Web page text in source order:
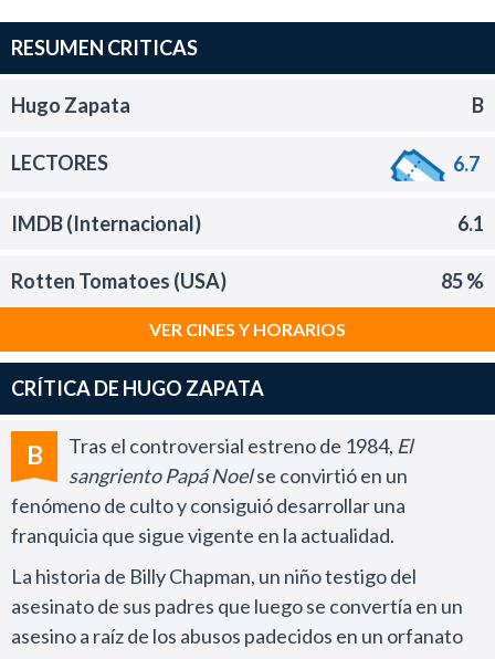
RESUMEN CRITICAS
Hugo Zapata B
LECTORES 6.7
IMDB (Internacional) 6.1
Rotten Tomatoes (USA) 85 %
VER CINES Y HORARIOS
CRÍTICA DE HUGO ZAPATA
B Tras el controversial estreno de 1984, El
sangriento Papá Noelse convirtió en un
fenómeno de culto y consiguió desarrollar una
franquicia que sigue vigente en la actualidad.
La historia de Billy Chapman, un niño testigo del
asesinato de sus padres que luego se convertía en un
asesino a raíz de los abusos padecidos en un orfanato